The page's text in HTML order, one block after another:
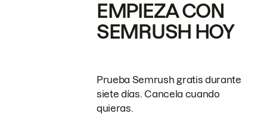
EMPIEZA CON
SEMRUSH HOY
Prueba Semrush gratis durante
siete días. Cancela cuando
quieras.